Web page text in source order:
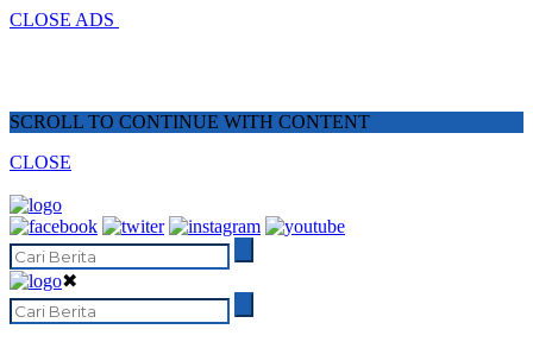
CLOSE ADS
SCROLL TO CONTINUE WITH CONTENT
CLOSE
✖